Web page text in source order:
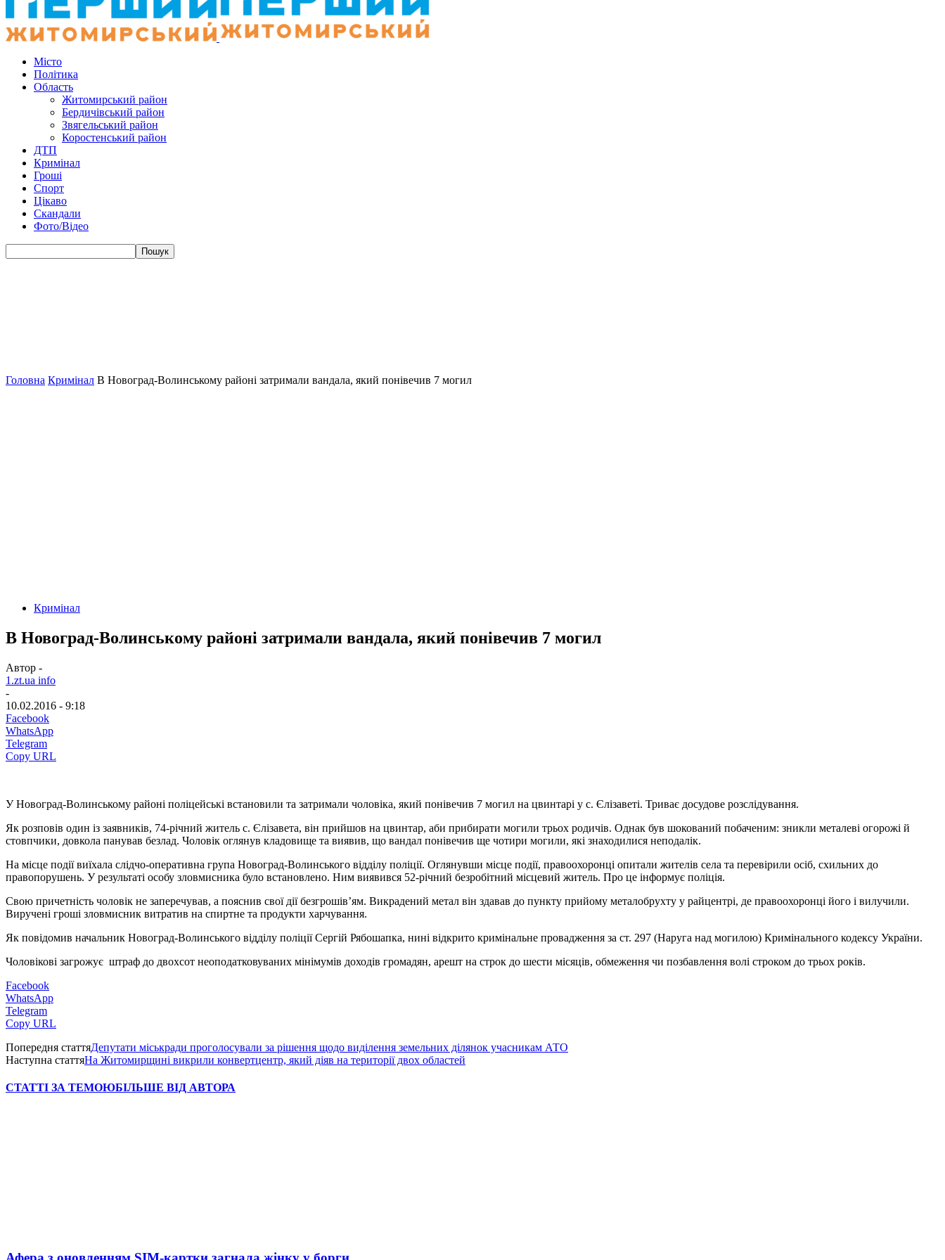
Місто
Політика
Область
Житомирський район
Бердичівський район
Звягельський район
Коростенський район
ДТП
Кримінал
Гроші
Спорт
Цікаво
Скандали
Фото/Відео
Головна Кримінал В Новоград-Волинському районі затримали вандала, який понівечив 7 могил
Кримінал
В Новоград-Волинському районі затримали вандала, який понівечив 7 могил
Автор -
1.zt.ua info
-
10.02.2016 - 9:18
Facebook
WhatsApp
Telegram
Copy URL
У Новоград-Волинському районі поліцейські встановили та затримали чоловіка, який понівечив 7 могил на цвинтарі у с. Єлізаветі. Триває досудове розслідування.
Як розповів один із заявників, 74-річний житель с. Єлізавета, він прийшов на цвинтар, аби прибирати могили трьох родичів. Однак був шокований побаченим: зникли металеві огорожі й
стовпчики, довкола панував безлад. Чоловік оглянув кладовище та виявив, що вандал понівечив ще чотири могили, які знаходилися неподалік.
На місце події виїхала слідчо-оперативна група Новоград-Волинського відділу поліції. Оглянувши місце події, правоохоронці опитали жителів села та перевірили осіб, схильних до
правопорушень. У результаті особу зловмисника було встановлено. Ним виявився 52-річний безробітний місцевий житель. Про це інформує поліція.
Свою причетність чоловік не заперечував, а пояснив свої дії безгрошів’ям. Викрадений метал він здавав до пункту прийому металобрухту у райцентрі, де правоохоронці його і вилучили.
Виручені гроші зловмисник витратив на спиртне та продукти харчування.
Як повідомив начальник Новоград-Волинського відділу поліції Сергій Рябошапка, нині відкрито кримінальне провадження за ст. 297 (Наруга над могилою) Кримінального кодексу України.
Чоловікові загрожує штраф до двохсот неоподатковуваних мінімумів доходів громадян, арешт на строк до шести місяців, обмеження чи позбавлення волі строком до трьох років.
Facebook
WhatsApp
Telegram
Copy URL
Попередня статтяДепутати міськради проголосували за рішення щодо виділення земельних ділянок учасникам АТО
Наступна статтяНа Житомирщині викрили конвертцентр, який діяв на території двох областей
СТАТТІ ЗА ТЕМОЮБІЛЬШЕ ВІД АВТОРА